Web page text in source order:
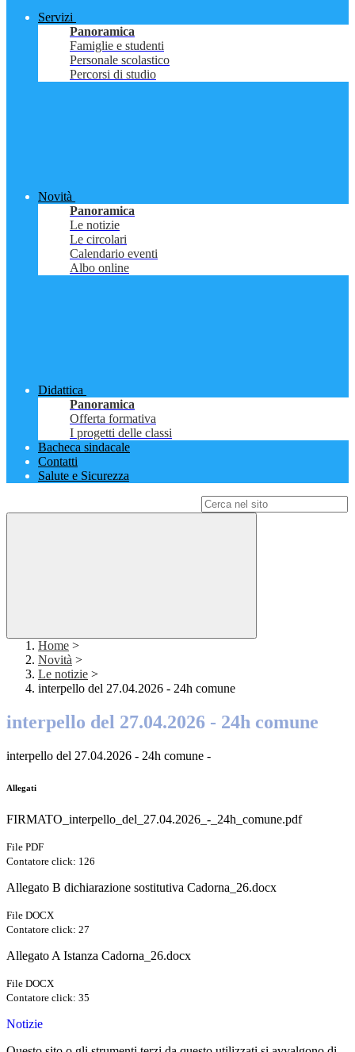
Servizi
Panoramica
Famiglie e studenti
Personale scolastico
Percorsi di studio
Novità
Panoramica
Le notizie
Le circolari
Calendario eventi
Albo online
Didattica
Panoramica
Offerta formativa
I progetti delle classi
Bacheca sindacale
Contatti
Salute e Sicurezza
Home >
Novità >
Le notizie >
interpello del 27.04.2026 - 24h comune
interpello del 27.04.2026 - 24h comune
interpello del 27.04.2026 - 24h comune -
Allegati
FIRMATO_interpello_del_27.04.2026_-_24h_comune.pdf
File PDF
Contatore click: 126
Allegato B dichiarazione sostitutiva Cadorna_26.docx
File DOCX
Contatore click: 27
Allegato A Istanza Cadorna_26.docx
File DOCX
Contatore click: 35
Notizie